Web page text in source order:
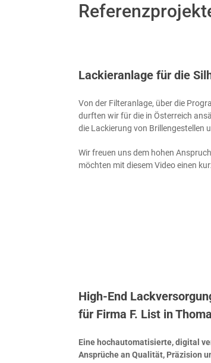
Lackieranlage für die
Von der Fil­ter­an­la­ge, über die
durf­ten wir für die in Öster­reich
die Lackie­rung von Bril­len­ge­stel­len
Wir freu­en uns dem hohen
möch­ten mit die­sem Video einen
High-End
für Firma F. List in
Eine hoch­au­to­ma­ti­sier­te, digi­tal
Ansprü­che an Qua­li­tät, Prä­zi­si­on